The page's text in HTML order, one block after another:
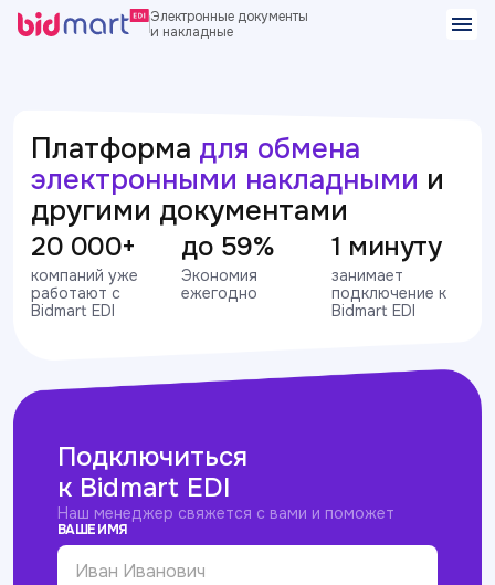
Электронные документы
и накладные
Платформа для обмена
электронными накладными и
другими документами
20 000+
компаний уже
работают с
Bidmart EDI
до 59%
Экономия
ежегодно
1 минуту
занимает
подключение к
Bidmart EDI
Подключиться
к Bidmart EDI
Наш менеджер свяжется с вами и поможет
ВАШЕ ИМЯ